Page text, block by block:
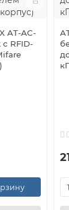
AT-AC-
с RFID-